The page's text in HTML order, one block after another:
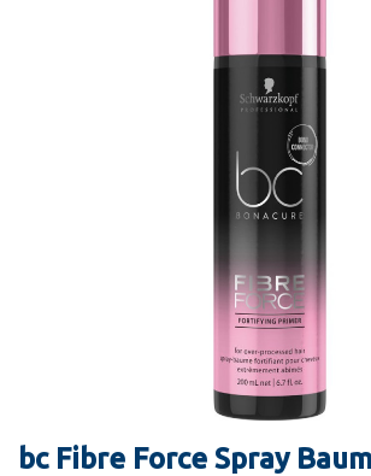
bc Fibre Force Spray